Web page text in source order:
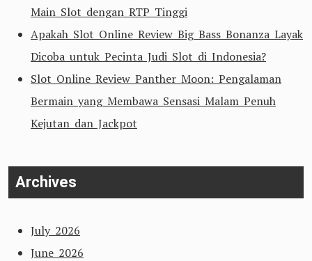
Main Slot dengan RTP Tinggi
Apakah Slot Online Review Big Bass Bonanza Layak
Dicoba untuk Pecinta Judi Slot di Indonesia?
Slot Online Review Panther Moon: Pengalaman
Bermain yang Membawa Sensasi Malam Penuh
Kejutan dan Jackpot
Archives
July 2026
June 2026